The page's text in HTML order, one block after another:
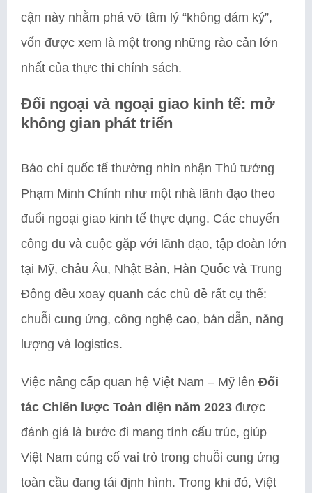
cận này nhằm phá vỡ tâm lý “không dám ký”,
vốn được xem là một trong những rào cản lớn
nhất của thực thi chính sách.
Đối ngoại và ngoại giao kinh tế: mở
không gian phát triển
Báo chí quốc tế thường nhìn nhận Thủ tướng
Phạm Minh Chính như một nhà lãnh đạo theo
đuổi ngoại giao kinh tế thực dụng. Các chuyến
công du và cuộc gặp với lãnh đạo, tập đoàn lớn
tại Mỹ, châu Âu, Nhật Bản, Hàn Quốc và Trung
Đông đều xoay quanh các chủ đề rất cụ thể:
chuỗi cung ứng, công nghệ cao, bán dẫn, năng
lượng và logistics.
Việc nâng cấp quan hệ Việt Nam – Mỹ lên Đối
tác Chiến lược Toàn diện năm 2023 được
đánh giá là bước đi mang tính cấu trúc, giúp
Việt Nam củng cố vai trò trong chuỗi cung ứng
toàn cầu đang tái định hình. Trong khi đó, Việt